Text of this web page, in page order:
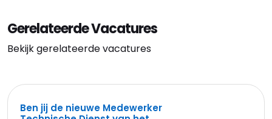
Gerelateerde Vacatures
Bekijk gerelateerde vacatures
Ben jij de nieuwe Medewerker